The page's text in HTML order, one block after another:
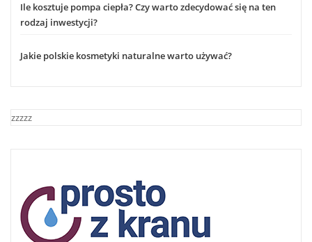
Ile kosztuje pompa ciepła? Czy warto zdecydować się na ten
rodzaj inwestycji?
Jakie polskie kosmetyki naturalne warto używać?
zzzzz